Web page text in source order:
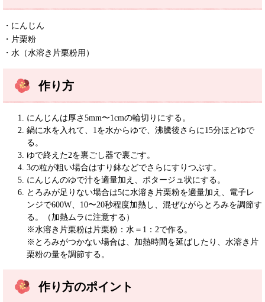
・にんじん
・片栗粉
・水（水溶き片栗粉用）
作り方
にんじんは厚さ5mm〜1cmの輪切りにする。
鍋に水を入れて、1を水からゆで、沸騰後さらに15分ほどゆで
る。
ゆで終えた2を裏ごし器で裏ごす。
3の粒が粗い場合はすり鉢などでさらにすりつぶす。
にんじんのゆで汁を適量加え、ポタージュ状にする。
とろみが足りない場合は5に水溶き片栗粉を適量加え、電子レ
ンジで600W、10〜20秒程度加熱し、混ぜながらとろみを調節す
る。（加熱ムラに注意する）
※水溶き片栗粉は片栗粉：水＝1：2で作る。
※とろみがつかない場合は、加熱時間を延ばしたり、水溶き片
栗粉の量を調節する。
作り方のポイント